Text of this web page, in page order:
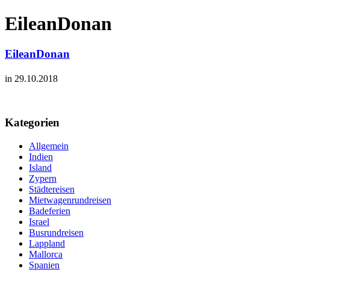
EileanDonan
EileanDonan
in 29.10.2018
Kategorien
Allgemein
Indien
Island
Zypern
Städtereisen
Mietwagenrundreisen
Badeferien
Israel
Busrundreisen
Lappland
Mallorca
Spanien